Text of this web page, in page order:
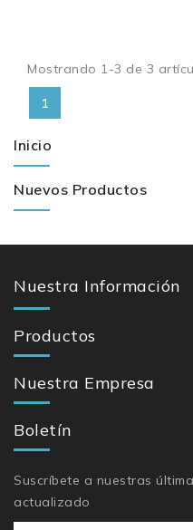
Mostrando 1-3 de 3
1
Inicio
Nuevos Productos
Nuestra Información
Productos
Nuestra Empresa
Boletín
Suscríbete a nuestras
actualizado